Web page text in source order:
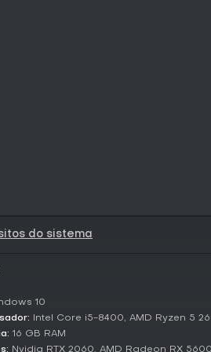
do sistema
10
Intel Core i5-8400, AMD Ryzen 5
16 GB RAM
Nvidia RTX 2060, AMD Radeon RX